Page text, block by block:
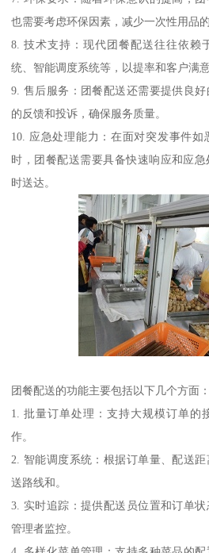
也需要考虑环保因素，减少一次性用品
8. 技术支持：现代团餐配送往往依赖
统、智能调度系统等，以提率和客户满意
9. 售后服务：团餐配送还需要提供良
的反馈和投诉，确保服务质量。
10. 应急处理能力：在面对突发事件
时，团餐配送需要具备快速响应和应
时送达。
团餐配送的功能主要包括以下几个方面：
1. 批量订单处理：支持大规模订单的
作。
2. 智能调度系统：根据订单量、配送
送路线和。
3. 实时追踪：提供配送员位置和订单
管理者监控。